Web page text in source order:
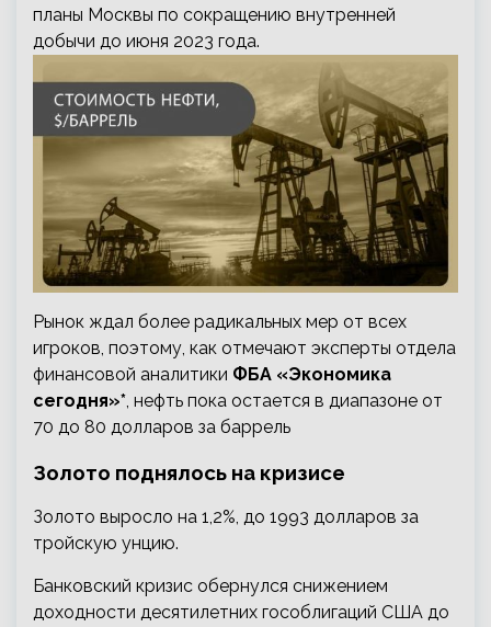
планы Москвы по сокращению внутренней
добычи до июня 2023 года.
Рынок ждал более радикальных мер от всех
игроков, поэтому, как отмечают эксперты отдела
финансовой аналитики ФБА «Экономика
сегодня»*, нефть пока остается в диапазоне от
70 до 80 долларов за баррель
Золото поднялось на кризисе
Золото выросло на 1,2%, до 1993 долларов за
тройскую унцию.
Банковский кризис обернулся снижением
доходности десятилетних гособлигаций США до